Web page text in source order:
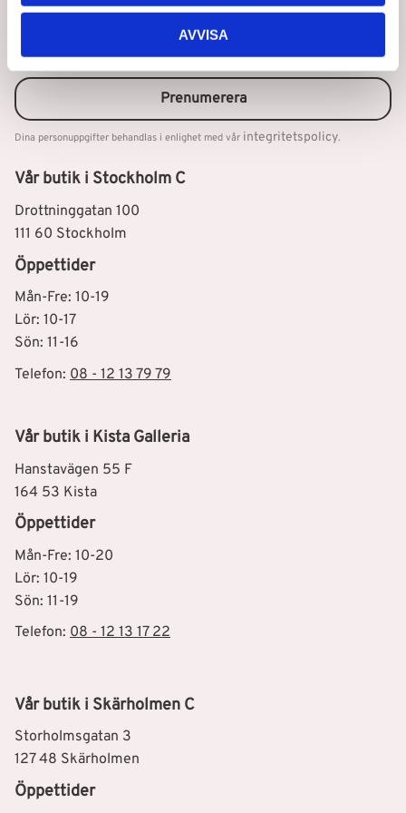
AVVISA
Vår butik i Stockholm C
Drottninggatan 100
111 60 Stockholm
Öppettider
Mån-Fre: 10-19
Lör: 10-17
Sön: 11-16
Telefon: 08 - 12 13 79 79
Vår butik i Kista Galleria
Hanstavägen 55 F
164 53 Kista
Öppettider
Mån-Fre: 10-20
Lör: 10-19
Sön: 11-19
Telefon: 08 - 12 13 17 22
Vår butik i Skärholmen C
Storholmsgatan 3
127 48 Skärholmen
Öppettider
Prenumerera
Dina personuppgifter behandlas i enlighet med vår integritetspolicy.